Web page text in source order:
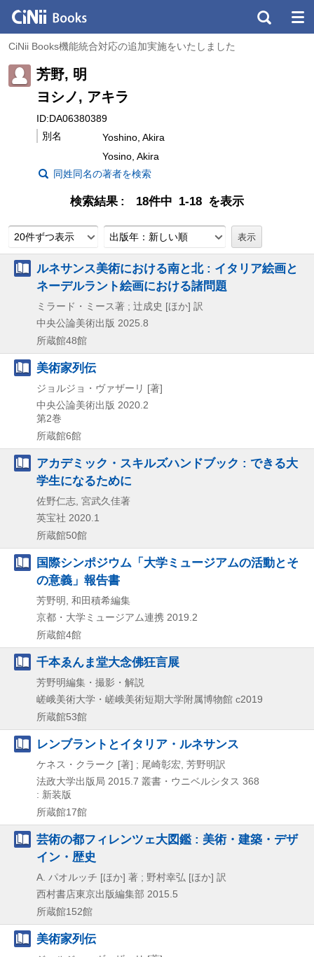
CiNii Books機能統合対応の追加実施をいたしました
芳野, 明
ヨシノ, アキラ
ID:DA06380389
別名
Yoshino, Akira
Yosino, Akira
同姓同名の著者を検索
検索結果 18件中 1-18 を表示
20件ずつ表示 出版年：新しい順
ルネサンス美術における南と北 : イタリア絵画と
ネーデルラント絵画における諸問題
ミラード・ミース著 ; 辻成史 [ほか] 訳
中央公論美術出版 2025.8
所蔵館48館
美術家列伝
ジョルジョ・ヴァザーリ [著]
中央公論美術出版 2020.2
第2巻
所蔵館6館
アカデミック・スキルズハンドブック : できる大
学生になるために
佐野仁志, 宮武久佳著
英宝社 2020.1
所蔵館50館
国際シンポジウム「大学ミュージアムの活動とそ
の意義」報告書
芳野明, 和田積希編集
京都・大学ミュージアム連携 2019.2
所蔵館4館
千本ゑんま堂大念佛狂言展
芳野明編集・撮影・解説
嵯峨美術大学・嵯峨美術短期大学附属博物館 c2019
所蔵館53館
レンブラントとイタリア・ルネサンス
ケネス・クラーク [著] ; 尾崎彰宏, 芳野明訳
法政大学出版局 2015.7 叢書・ウニベルシタス 368
: 新装版
所蔵館17館
芸術の都フィレンツェ大図鑑 : 美術・建築・デザ
イン・歴史
A. パオルッチ [ほか] 著 ; 野村幸弘 [ほか] 訳
西村書店東京出版編集部 2015.5
所蔵館152館
美術家列伝